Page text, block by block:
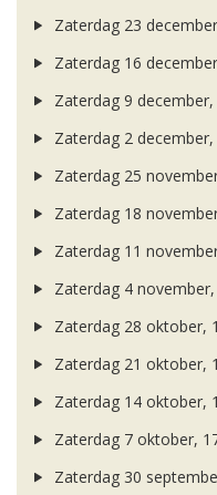
Zaterdag 23
Zaterdag 16
Zaterdag 9
Zaterdag 2
Zaterdag 25
Zaterdag 18
Zaterdag 11
Zaterdag 4
Zaterdag 28 oktober,
Zaterdag 21 oktober,
Zaterdag 14 oktober,
Zaterdag 7 oktober,
Zaterdag 30